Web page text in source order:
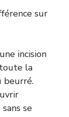
sur
incision
la
beurré.
se